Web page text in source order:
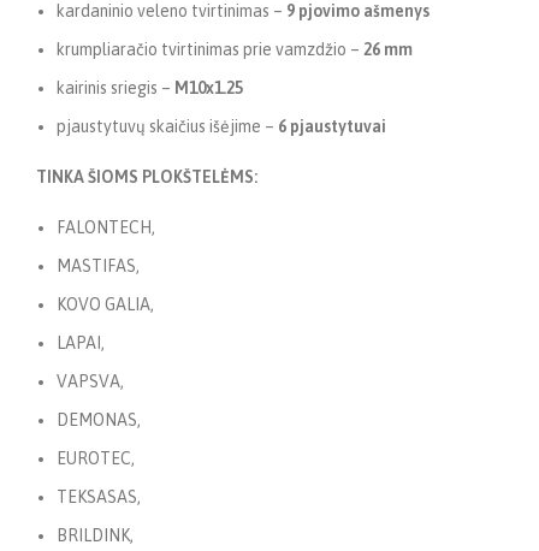
kardaninio veleno tvirtinimas – 9 pjovimo ašmenys
krumpliaračio tvirtinimas prie vamzdžio – 26 mm
kairinis sriegis – M10x1.25
pjaustytuvų skaičius išėjime – 6 pjaustytuvai
TINKA ŠIOMS PLOKŠTELĖMS:
FALONTECH,
MASTIFAS,
KOVO GALIA,
LAPAI,
VAPSVA,
DEMONAS,
EUROTEC,
TEKSASAS,
BRILDINK,